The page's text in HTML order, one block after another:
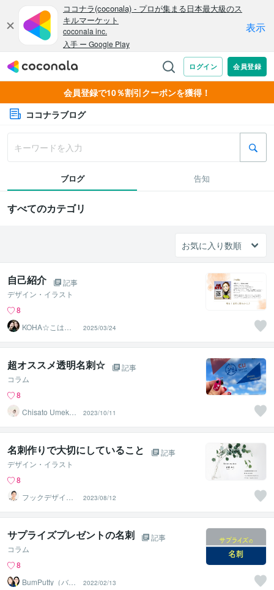
会員登録で10％割引クーポンを獲得！
ココナラブログ
ブログ 告知
すべてのカテゴリ
自己紹介
記事
デザイン・イラスト
8
KOHA☆こはさ
2025/03/24
超オススメ透明名刺☆
記事
コラム
8
Chisato Umeka
2023/10/11
名刺作りで大切にしていること
記事
デザイン・イラスト
8
フックデザイン
事務所
2023/08/12
サプライズプレゼントの名刺
記事
コラム
8
BumPutty（バン
2022/02/13